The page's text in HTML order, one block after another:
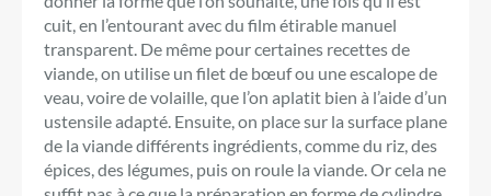
cuit, en l’entourant avec du film étirable manuel
transparent. De même pour certaines recettes de
viande, on utilise un filet de bœuf ou une escalope de
veau, voire de volaille, que l’on aplatit bien à l’aide d’un
ustensile adapté. Ensuite, on place sur la surface plane
de la viande différents ingrédients, comme du riz, des
épices, des légumes, puis on roule la viande. Or cela ne